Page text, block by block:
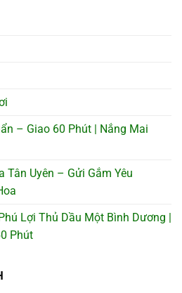
– Giao 60 Phút | Nắng Mai
Tân Uyên – Gửi Gắm Yêu
Lợi Thủ Dầu Một Bình Dương |
Phút